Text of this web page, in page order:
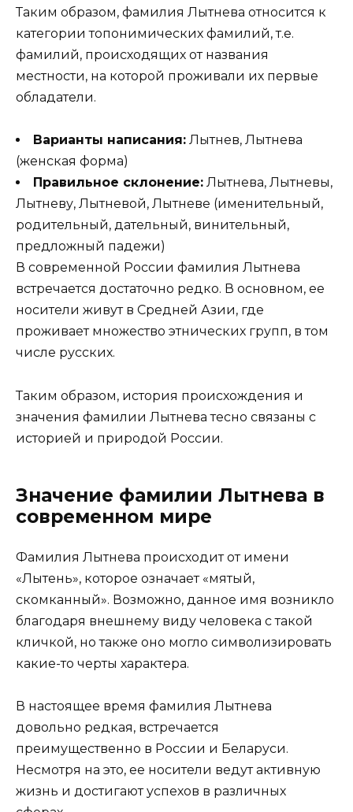
Таким образом, фамилия Лытнева относится к
категории топонимических фамилий, т.е.
фамилий, происходящих от названия
местности, на которой проживали их первые
обладатели.
Варианты написания: Лытнев, Лытнева
(женская форма)
Правильное склонение: Лытнева, Лытневы,
Лытневу, Лытневой, Лытневе (именительный,
родительный, дательный, винительный,
предложный падежи)
В современной России фамилия Лытнева
встречается достаточно редко. В основном, ее
носители живут в Средней Азии, где
проживает множество этнических групп, в том
числе русских.
Таким образом, история происхождения и
значения фамилии Лытнева тесно связаны с
историей и природой России.
Значение фамилии Лытнева в
современном мире
Фамилия Лытнева происходит от имени
«Лытень», которое означает «мятый,
скомканный». Возможно, данное имя возникло
благодаря внешнему виду человека с такой
кличкой, но также оно могло символизировать
какие-то черты характера.
В настоящее время фамилия Лытнева
довольно редкая, встречается
преимущественно в России и Беларуси.
Несмотря на это, ее носители ведут активную
жизнь и достигают успехов в различных